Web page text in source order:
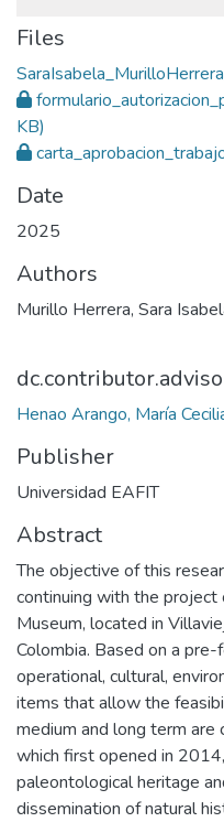
Files
KB)
Date
2025
Authors
Murillo Herrera, Sara
Henao Arango, María
Publisher
Universidad EAFIT
Abstract
The objective of this
continuing with the
Museum, located in
Colombia. Based on a
operational, cultural,
items that allow the
medium and long term are
which first opened in
paleontological heritage
dissemination of natural